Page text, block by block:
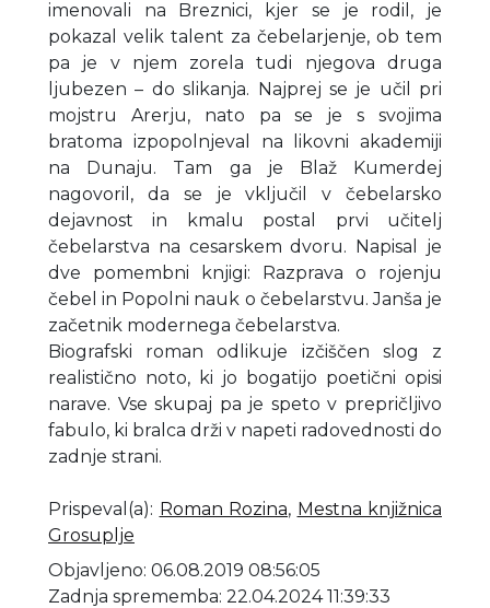
imenovali na Breznici, kjer se je rodil, je
pokazal velik talent za čebelarjenje, ob tem
pa je v njem zorela tudi njegova druga
ljubezen – do slikanja. Najprej se je učil pri
mojstru Arerju, nato pa se je s svojima
bratoma izpopolnjeval na likovni akademiji
na Dunaju. Tam ga je Blaž Kumerdej
nagovoril, da se je vključil v čebelarsko
dejavnost in kmalu postal prvi učitelj
čebelarstva na cesarskem dvoru. Napisal je
dve pomembni knjigi: Razprava o rojenju
čebel in Popolni nauk o čebelarstvu. Janša je
začetnik modernega čebelarstva.
Biografski roman odlikuje izčiščen slog z
realistično noto, ki jo bogatijo poetični opisi
narave. Vse skupaj pa je speto v prepričljivo
fabulo, ki bralca drži v napeti radovednosti do
zadnje strani.
Prispeval(a): Roman Rozina, Mestna knjižnica
Grosuplje
Objavljeno: 06.08.2019 08:56:05
Zadnja sprememba: 22.04.2024 11:39:33